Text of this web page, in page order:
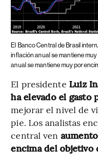
El Banco Central de Brasil
inflación anual se mantiene
anual se mantiene muy por
El presidente Luiz
ha elevado el gasto
mejorar el nivel de
pie. Los analistas
central ven
encima del objetivo